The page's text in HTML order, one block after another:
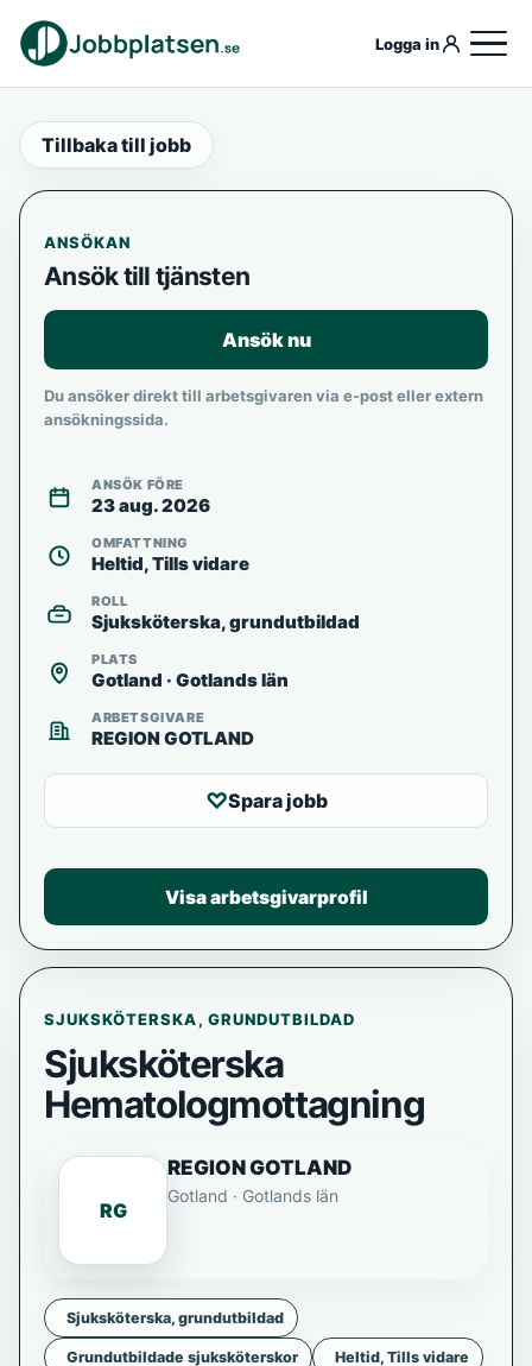
Logga in
Tillbaka till jobb
SJUKSKÖTERSKA, GRUNDUTBILDAD
Sjuksköterska
Hematologmottagning
RG
REGION GOTLAND
Gotland · Gotlands län
Sjuksköterska, grundutbildad
Grundutbildade sjuksköterskor Heltid, Tills vidare
ANSÖKAN
Ansök till tjänsten
Ansök nu
Du ansöker direkt till arbetsgivaren via e-post eller extern
ansökningssida.
ANSÖK FÖRE
23 aug. 2026
OMFATTNING
Heltid, Tills vidare
ROLL
Sjuksköterska, grundutbildad
PLATS
Gotland · Gotlands län
ARBETSGIVARE
REGION GOTLAND
♡Spara jobb
Visa arbetsgivarprofil